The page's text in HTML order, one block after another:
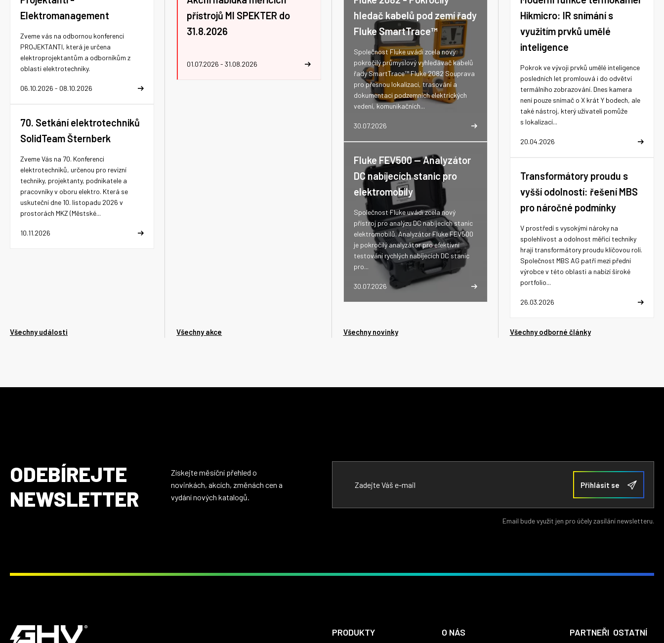
Elektromanagement
06.10.2026 - 08.10.2026
Zveme vás na odbornou konferenci
PROJEKTANTI, která je určena
elektroprojektantům a odborníkům z
oblasti elektrotechniky.
70. Setkání elektrotechniků
SolidTeam Šternberk
10.11.2026
Zveme Vás na 70. Konferenci
elektrotechniků, určenou pro revizní
techniky, projektanty, podnikatele a
pracovníky v oboru elektro. Která se
uskuteční dne 10. listopadu 2026 v
prostorách MKZ (Městské...
Všechny události
přístrojů MI SPEKTER do
31.8.2026
01.07.2026 - 31.08.2026
Všechny akce
hledač kabelů pod zemí řady
Fluke SmartTrace™
30.07.2026
Společnost Fluke uvádí zcela nový
pokročilý průmyslový vyhledávač kabelů
řady SmartTrace™ Fluke 2082 Souprava
pro přesnou lokalizaci, trasování a
dokumentaci podzemních elektrických
vedení, komunikačních...
Fluke FEV500 -- Analyzátor
DC nabíjecích stanic pro
elektromobily
30.07.2026
Společnost Fluke uvádí zcela nový
přístroj pro analýzu DC nabíjecích stanic
elektromobilů. Analyzátor Fluke FEV500
je pokročilý analyzátor pro efektivní
testování rychlých nabíjecích DC stanic
pro...
Všechny novinky
Hikmicro: IR snímání s
využitím prvků umělé
inteligence
20.04.2026
Pokrok ve vývoji prvků umělé inteligence
posledních let promlouvá i do odvětví
termálního zobrazování. Dnes kamera
není pouze snímač o X krát Y bodech, ale
také nástroj, který uživateli pomůže
s lokalizací...
Transformátory proudu s
vyšší odolností: řešení MBS
pro náročné podmínky
26.03.2026
V prostředí s vysokými nároky na
spolehlivost a odolnost měřicí techniky
hrají transformátory proudu klíčovou roli.
Společnost MBS AG patří mezi přední
výrobce v této oblasti a nabízí široké
portfolio...
Všechny odborné články
ODEBÍREJTE
NEWSLETTER
Získejte měsíční přehled o
novinkách, akcích, změnách cen a
vydání nových katalogů.
Email bude využit jen pro účely zasílání newsletteru.
PRODUKTY O NÁS PARTNEŘI OSTATNÍ